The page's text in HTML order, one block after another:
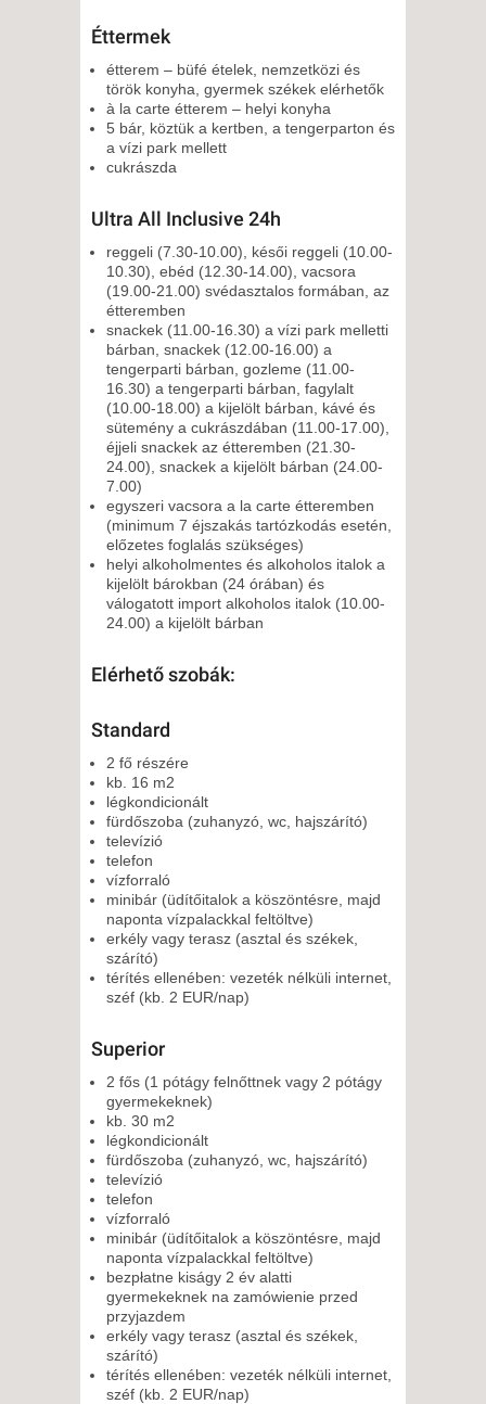
Éttermek
étterem – büfé ételek, nemzetközi és
török konyha, gyermek székek elérhetők
à la carte étterem – helyi konyha
5 bár, köztük a kertben, a tengerparton és
a vízi park mellett
cukrászda
Ultra All Inclusive 24h
reggeli (7.30-10.00), késői reggeli (10.00-
10.30), ebéd (12.30-14.00), vacsora
(19.00-21.00) svédasztalos formában, az
étteremben
snackek (11.00-16.30) a vízi park melletti
bárban, snackek (12.00-16.00) a
tengerparti bárban, gozleme (11.00-
16.30) a tengerparti bárban, fagylalt
(10.00-18.00) a kijelölt bárban, kávé és
sütemény a cukrászdában (11.00-17.00),
éjjeli snackek az étteremben (21.30-
24.00), snackek a kijelölt bárban (24.00-
7.00)
egyszeri vacsora a la carte étteremben
(minimum 7 éjszakás tartózkodás esetén,
előzetes foglalás szükséges)
helyi alkoholmentes és alkoholos italok a
kijelölt bárokban (24 órában) és
válogatott import alkoholos italok (10.00-
24.00) a kijelölt bárban
Elérhető szobák:
Standard
2 fő részére
kb. 16 m2
légkondicionált
fürdőszoba (zuhanyzó, wc, hajszárító)
televízió
telefon
vízforraló
minibár (üdítőitalok a köszöntésre, majd
naponta vízpalackkal feltöltve)
erkély vagy terasz (asztal és székek,
szárító)
térítés ellenében: vezeték nélküli internet,
széf (kb. 2 EUR/nap)
Superior
2 fős (1 pótágy felnőttnek vagy 2 pótágy
gyermekeknek)
kb. 30 m2
légkondicionált
fürdőszoba (zuhanyzó, wc, hajszárító)
televízió
telefon
vízforraló
minibár (üdítőitalok a köszöntésre, majd
naponta vízpalackkal feltöltve)
bezpłatne kiságy 2 év alatti
gyermekeknek na zamówienie przed
przyjazdem
erkély vagy terasz (asztal és székek,
szárító)
térítés ellenében: vezeték nélküli internet,
széf (kb. 2 EUR/nap)